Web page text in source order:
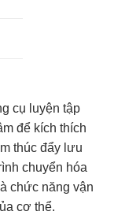
cụ luyện tập
để kích thích
thúc đẩy lưu
chuyển hóa
chức năng vận
cơ thể.